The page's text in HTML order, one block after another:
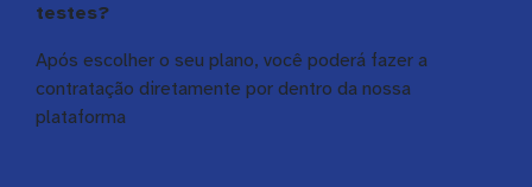
testes?
Após escolher o seu plano, você poderá fazer a
contratação diretamente por dentro da nossa
plataforma